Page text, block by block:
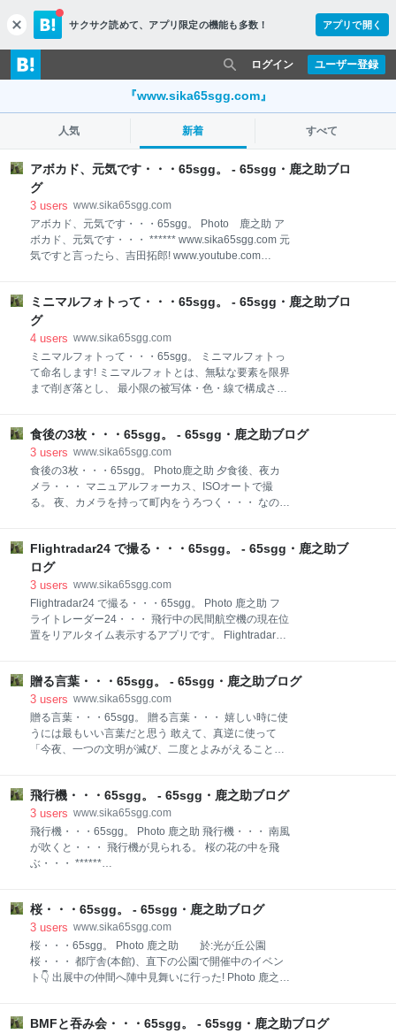
c
l
o
s
サクサク読めて、 アプリ限定の機能も多数！ アプリで開く
ユーザー登録
ログイン
『www.sika65sgg.com』
人気 新着 すべて
アボカド、元気です・・・65sgg。 - 65sgg・鹿之助ブロ
グ
3 users www.sika65sgg.com
アボカド、元気です・・・65sgg。 Photo 鹿之助 ア
ボカド、元気です・・・ ****** www.sika65sgg.com 元
気ですと言ったら、吉田拓郎! www.youtube.com
モサレズ・・・ キラワレモセズ・・・。 サウイフ、ジ
ジィ二、ワタシハナリタイ・・・。 photo鹿之助
Seeyou later ! B!・B!・B!・ ☆・☆・☆・☆・☆ ☆・
☆・☆・☆・☆ ☆・☆・☆・☆・☆ ☆・☆・☆・☆・
☆ ☆・☆・☆・☆・☆ ☆・☆・☆・☆・☆・ありがと
Thank you for reading インスタグラムも・・・👇
ミニマルフォトって・・・65sgg。 - 65sgg・鹿之助ブロ
グ
4 users www.sika65sgg.com
ミニマルフォトって・・・65sgg。 ミニマルフォトっ
て命名します! ミニマルフォトとは、無駄な要素を限界
まで削ぎ落とし、 最小限の被写体・色・線で構成され
CM・・・👇 www.youtube.com
・・・・・・・・・・・・・・・・・・ ミンナニワガ
ママジジィトヨバレ・・・ ホメラレモセズ・・・ クニ
モサレズ・・・ キラワレモセズ・・・。 サウイフ、ジ
ジィ二、ワタシハナリタイ・・・。 photo鹿之助
☆・☆ ☆・☆・☆・☆・☆ ☆・ありがと Thank you
for reading インスタグラムも・・・👇 Instagram
食後の3枚・・・65sgg。 - 65sgg・鹿之助ブログ
3 users www.sika65sgg.com
食後の3枚・・・65sgg。 Photo鹿之助 夕食後、夜カ
メラ・・・ マニュアルフォーカス、ISOオートで撮
る。 夜、カメラを持って町内をうろつく・・・ なの知
ママジジィトヨバレ・・・ ホメラレモセズ・・・ クニ
モサレズ・・・ キラワレモセズ・・・。 サウイフ、ジ
ジィ二、ワタシハナリタイ・・・。 photo鹿之助
Seeyou later ! B!・B!・B!・ ☆・☆・☆・☆・☆ ☆・
☆・☆・☆・☆ ☆・☆・☆・☆・☆ ☆・☆・☆・☆・
☆ ☆・☆・☆・☆・☆ ☆・☆・☆・ありがと Thank
Flightradar24 で撮る・・・65sgg。 - 65sgg・鹿之助ブ
ログ
3 users www.sika65sgg.com
Flightradar24 で撮る・・・65sgg。 Photo 鹿之助 フ
ライトレーダー24・・・ 飛行中の民間航空機の現在位
置をリアルタイム表示するアプリです。 Flightradar24
向を予想してカメラを構える。 でも、今日は
Flightradar24を使って方向を定める。 ANA722
便・・・ 北秋田 →東京 ANA66便・・・ 札幌→東京
****** ja.wikipedia.org
・・・・・・・・・・・・・・・・・・ ミンナニワガ
ジィ二、ワタシハナリタイ・・・。 photo鹿之助 侵入
方向にイイ感じの雲あり・・・ それを背景にしてと思
って使ったアプリ! 予想に反して雲
贈る言葉・・・65sgg。 - 65sgg・鹿之助ブログ
3 users www.sika65sgg.com
贈る言葉・・・65sgg。 贈る言葉・・・ 嬉しい時に使
うには最もいい言葉だと思う 敢えて、真逆に使って
「今夜、一つの文明が滅び、二度とよみがえることは
的な意味と、 そこから転じた世俗的な意味の2つがあ
ります。 贈る言葉・・・ 世界滅亡の危機: 巨大隕石の
衝突、核戦争、大規模な自然災害など、人類や地球が
壊滅するような大惨事。 決定的な大勝負: 運命を左右
するような、極めて大規模な衝突や争い アポカリプス
アポカリプス・・・映画だけで充分だろっ!
ja.wikipedia.org カタストロフ 神の教えを拡大解釈す
る人々・・・ 神々と巨人が戦い、世界が一度滅びる壮
絶な決戦を意味します。 ス
飛行機・・・65sgg。 - 65sgg・鹿之助ブログ
3 users www.sika65sgg.com
飛行機・・・65sgg。 Photo 鹿之助 飛行機・・・ 南風
が吹くと・・・ 飛行機が見られる。 桜の花の中を飛
ぶ・・・ ******
モサレズ・・・ キラワレモセズ・・・。 サウイフ、ジ
ジィ二、ワタシハナリタイ・・・。 photo鹿之助
Seeyou later ! B!・B!・ ☆・☆・☆・☆・☆ ☆・☆・
☆・☆・☆ ☆・☆・☆・☆・☆ ☆・☆・☆・☆・☆・
ありがと Thank you for reading インスタグラム
桜・・・65sgg。 - 65sgg・鹿之助ブログ
3 users www.sika65sgg.com
桜・・・65sgg。 Photo 鹿之助 於:光が丘公園
桜・・・ 都庁舎(本館)、直下の公園で開催中のイベン
ト👇 出展中の仲間へ陣中見舞いに行った! Photo 鹿之
ママジジィトヨバレ・・・ ホメラレモセズ・・・ クニ
BMFと吞み会・・・65sgg。 - 65sgg・鹿之助ブログ